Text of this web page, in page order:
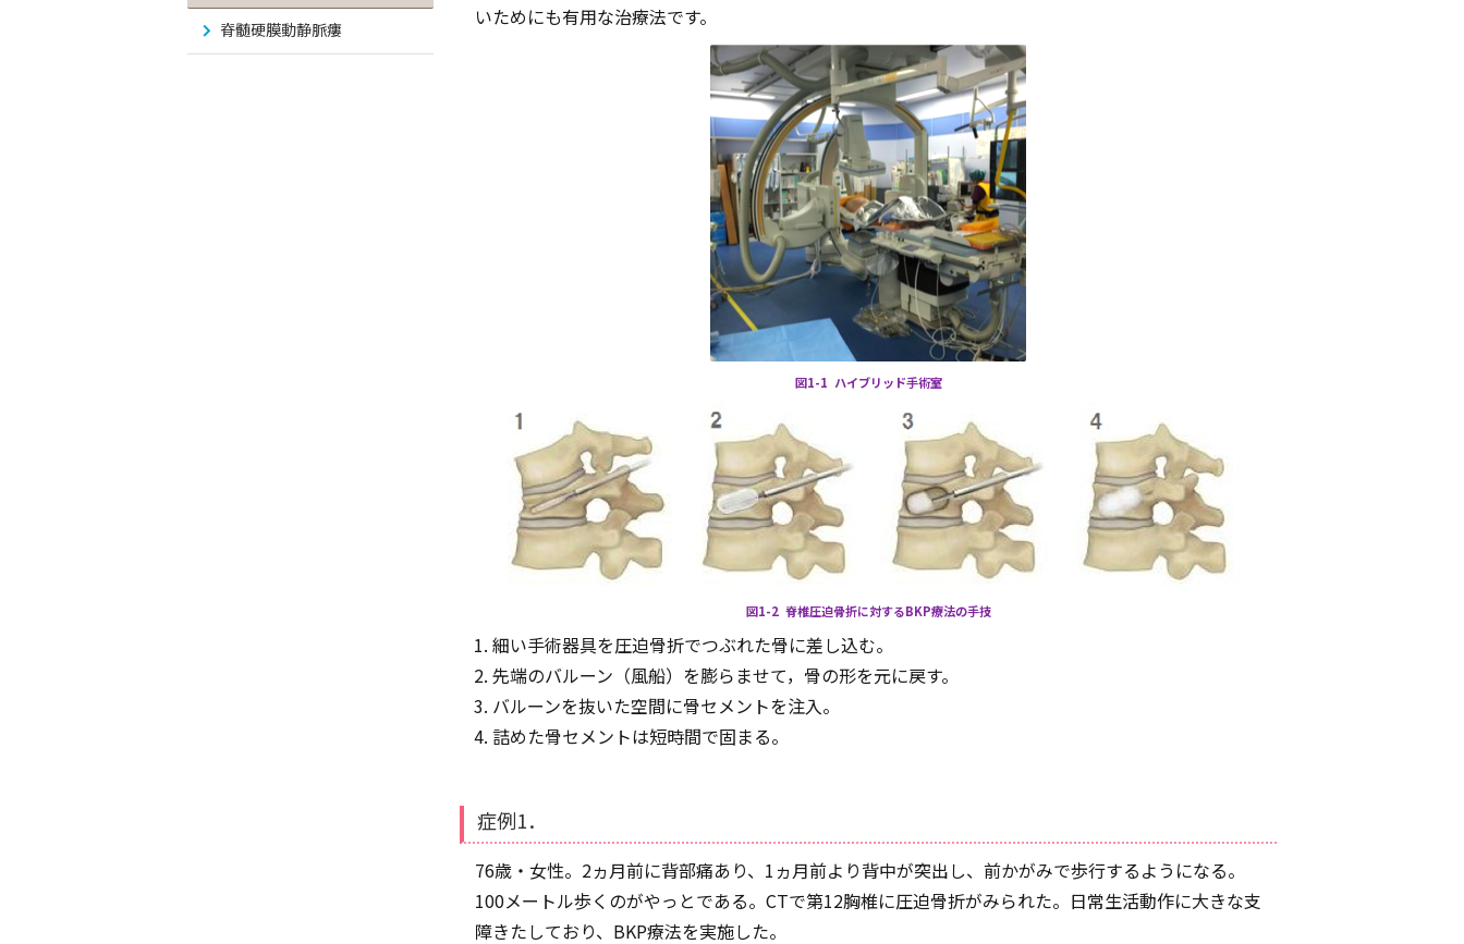
脊髄硬膜動静脈瘻
いためにも有用な治療法です。
図1-1 ハイブリッド手術室
図1-2 脊椎圧迫骨折に対するBKP療法の手技
細い手術器具を圧迫骨折でつぶれた骨に差し込む。
先端のバルーン（風船）を膨らませて，骨の形を元に戻す。
バルーンを抜いた空間に骨セメントを注入。
詰めた骨セメントは短時間で固まる。
症例1．
76歳・女性。2ヵ月前に背部痛あり、1ヵ月前より背中が突出し、前かがみで歩行するようになる。
100メートル歩くのがやっとである。CTで第12胸椎に圧迫骨折がみられた。日常生活動作に大きな支
障きたしており、BKP療法を実施した。